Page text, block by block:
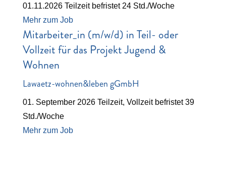
01.11.2026 Teilzeit befristet 24 Std./Woche
Mehr zum Job
Mitarbeiter_in (m/w/d) in Teil- oder
Vollzeit für das Projekt Jugend &
Wohnen
Lawaetz-wohnen&leben gGmbH
01. September 2026 Teilzeit, Vollzeit befristet 39
Std./Woche
Mehr zum Job